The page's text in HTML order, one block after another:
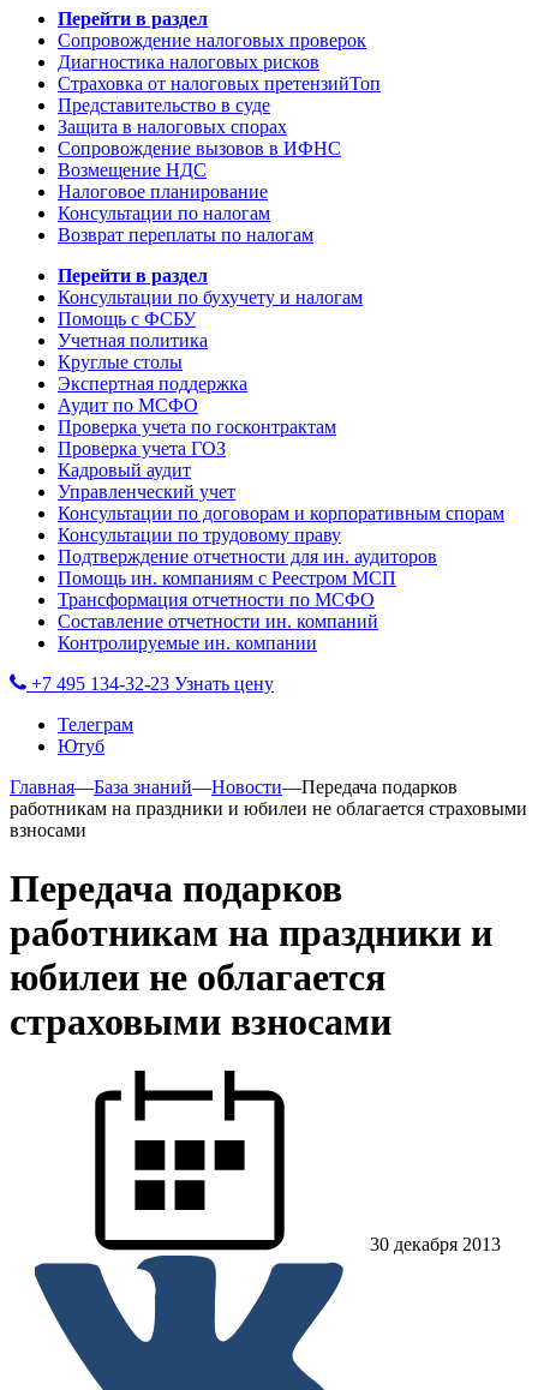
Перейти в раздел
Сопровождение налоговых проверок
Диагностика налоговых рисков
Страховка от налоговых претензийТоп
Представительство в суде
Защита в налоговых спорах
Сопровождение вызовов в ИФНС
Возмещение НДС
Налоговое планирование
Консультации по налогам
Возврат переплаты по налогам
Перейти в раздел
Консультации по бухучету и налогам
Помощь с ФСБУ
Учетная политика
Круглые столы
Экспертная поддержка
Аудит по МСФО
Проверка учета по госконтрактам
Проверка учета ГОЗ
Кадровый аудит
Управленческий учет
Консультации по договорам и корпоративным спорам
Консультации по трудовому праву
Подтверждение отчетности для ин. аудиторов
Помощь ин. компаниям с Реестром МСП
Трансформация отчетности по МСФО
Составление отчетности ин. компаний
Контролируемые ин. компании
+7 495 134-32-23 Узнать цену
Телеграм
Ютуб
Главная—База знаний—Новости—Передача подарков
работникам на праздники и юбилеи не облагается страховыми
взносами
Передача подарков
работникам на праздники и
юбилеи не облагается
страховыми взносами
30 декабря 2013